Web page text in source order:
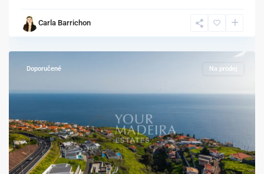
Carla Barrichon
Calheta
Estreito
da
Doporučené Na prodej